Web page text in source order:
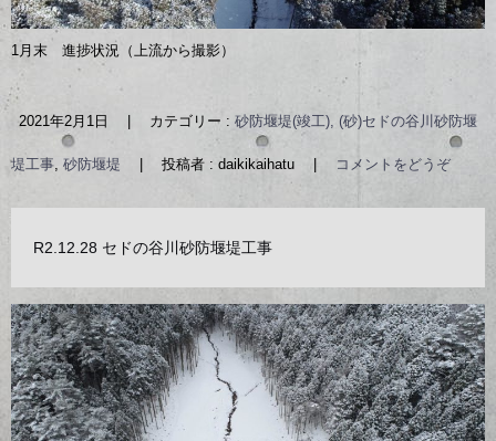
1月末 進捗状況（上流から撮影）
2021年2月1日 | カテゴリー : 砂防堰堤(竣工), (砂)セドの谷川砂防堰
堤工事 砂防堰堤 | 投稿者 : daikikaihatu | コメントをどうぞ
R2.12.28 セドの谷川砂防堰堤工事